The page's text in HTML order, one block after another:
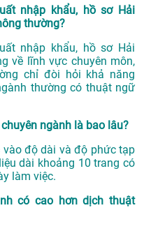
nhập khẩu, hồ sơ Hải
thường?
nhập khẩu, hồ sơ Hải
về lĩnh vực chuyên môn,
chỉ đòi hỏi khả năng
thường có thuật ngữ
ngành là bao lâu?
độ dài và độ phức tạp
dài khoảng 10 trang có
làm việc.
có cao hơn dịch thuật